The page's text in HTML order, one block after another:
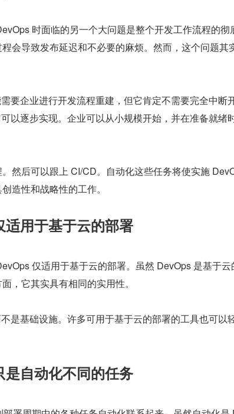
时面临的另一个大问题是整个开发工作流程的彻
会导致发布延迟和不必要的麻烦。然而，这个问题其
要企业进行开发流程重建，但它肯定不需要完全中断
以逐步实现。企业可以从小规模开始，并在准备就绪
然后可以跟上 CI/CD。自动化这些任务将使实施
造性和战略性的工作。
用于基于云的部署
仅适用于基于云的部署。虽然 DevOps 是基于云
，它其实具有相同的实用性。
是基础设施。许多可用于基于云的部署的工具也可以
自动化不同的任务